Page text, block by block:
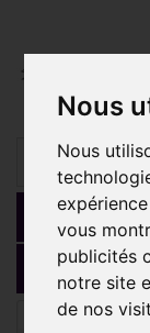
Nous
Nous
vous
publicités
notre site
de nos
Panier
MENU
Bijoux